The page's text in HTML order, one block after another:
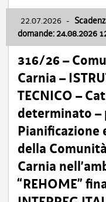
22.07.2026 -
domande: 24.08.2026
316/26 –
Carnia –
TECNICO –
determinato –
della
Carnia
“REHOME”